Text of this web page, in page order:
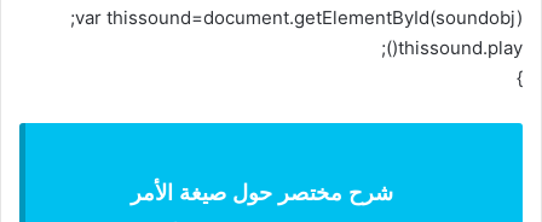
var thissound=document.getElementById(soundobj);
thissound.play();
}
شرح مختصر حول صيغة الأمر